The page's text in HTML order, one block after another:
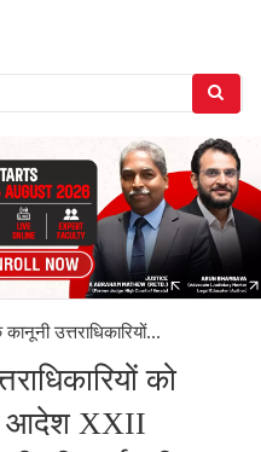
उत्तराधिकारियों...
को
आदेश XXII